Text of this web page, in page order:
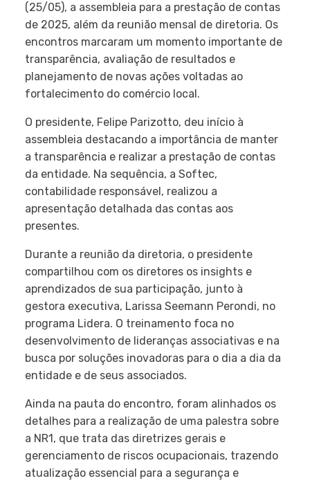
(25/05), a assembleia para a prestação de contas
de 2025, além da reunião mensal de diretoria. Os
encontros marcaram um momento importante de
transparência, avaliação de resultados e
planejamento de novas ações voltadas ao
fortalecimento do comércio local.
O presidente, Felipe Parizotto, deu início à
assembleia destacando a importância de manter
a transparência e realizar a prestação de contas
da entidade. Na sequência, a Softec,
contabilidade responsável, realizou a
apresentação detalhada das contas aos
presentes.
Durante a reunião da diretoria, o presidente
compartilhou com os diretores os insights e
aprendizados de sua participação, junto à
gestora executiva, Larissa Seemann Perondi, no
programa Lidera. O treinamento foca no
desenvolvimento de lideranças associativas e na
busca por soluções inovadoras para o dia a dia da
entidade e de seus associados.
Ainda na pauta do encontro, foram alinhados os
detalhes para a realização de uma palestra sobre
a NR1, que trata das diretrizes gerais e
gerenciamento de riscos ocupacionais, trazendo
atualização essencial para a segurança e